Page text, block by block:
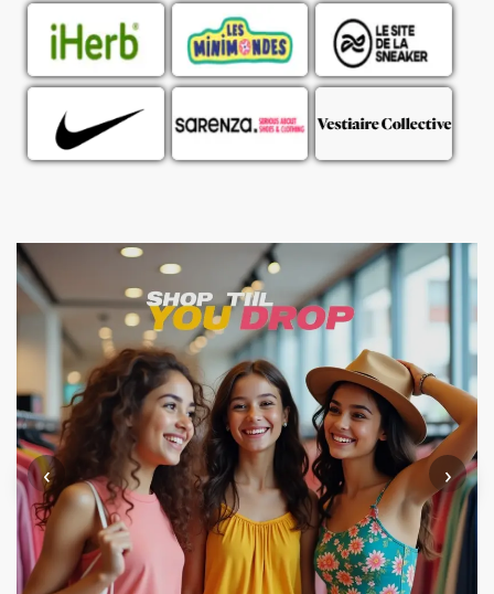
‹ ›